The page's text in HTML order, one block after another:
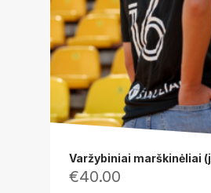
Varžybiniai marškinėliai
€40.00